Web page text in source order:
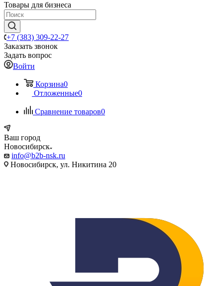
Товары для бизнеса
+7 (383) 309-22-27
Заказать звонок
Задать вопрос
Войти
Корзина0
Отложенные0
Сравнение товаров0
Ваш город
Новосибирск
info@b2b-nsk.ru
Новосибирск, ул. Никитина 20